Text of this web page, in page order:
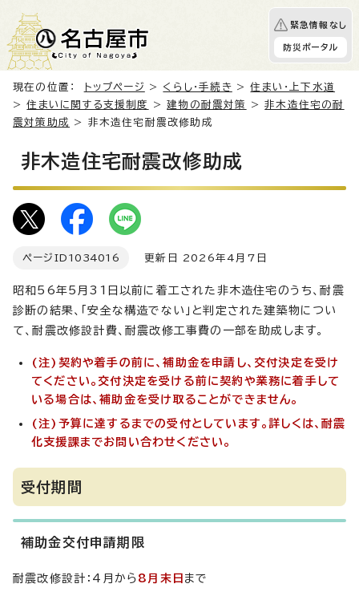
緊急情報なし
防災ポータル
現在の位置： トップページ > くらし・手続き >住まい・上下水道
>住まいに関する支援制度 >建物の耐震対策 >非木造住宅の耐
震対策助成
> 非木造住宅耐震改修助成
非木造住宅耐震改修助成
ページID 1034016 更新日 2026年4月7日
昭和56年5月31日以前に着工された非木造住宅のうち、耐震
診断の結果、「安全な構造でない」と判定された建築物につい
て、耐震改修設計費、耐震改修工事費の一部を助成します。
(注)契約や着手の前に、補助金を申請し、交付決定を受け
てください。交付決定を受ける前に契約や業務に着手して
いる場合は、補助金を受け取ることができません。
(注)予算に達するまでの受付としています。詳しくは、耐震
化支援課までお問い合わせください。
受付期間
補助金交付申請期限
耐震改修設計：4月から 8月末日 まで